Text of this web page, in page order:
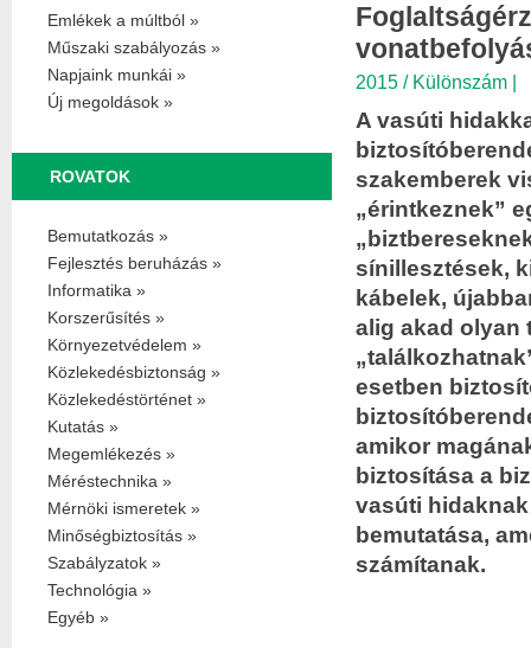
Emlékek a múltból »
Műszaki szabályozás »
Napjaink munkái »
Új megoldások »
ROVATOK
Bemutatkozás »
Fejlesztés beruházás »
Informatika »
Korszerűsítés »
Környezetvédelem »
Közlekedésbiztonság »
Közlekedéstörténet »
Kutatás »
Megemlékezés »
Méréstechnika »
Mérnöki ismeretek »
Minőségbiztosítás »
Szabályzatok »
Technológia »
Egyéb »
2015 / Különszám |
A vasúti
szakemberek
„érintkeznek”
sínillesztések,
kábelek,
alig akad olyan
esetben
amikor
biztosítása a
vasúti
bemutatása,
számítanak.